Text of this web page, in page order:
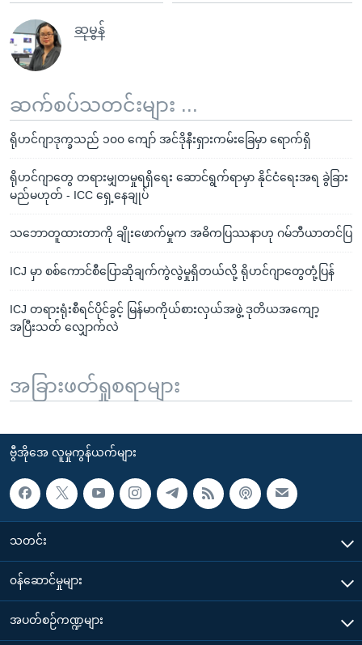
ဆုမွန်
ဆက်စပ်သတင်းများ ...
ရိုဟင်ဂျာဒုက္ခသည် ၁၀၀ ကျော် အင်ဒိုနီးရှားကမ်းခြေမှာ ရောက်ရှိ
ရိုဟင်ဂျာတွေ တရားမျှတမှုရရှိရေး ဆောင်ရွက်ရာမှာ နိုင်ငံရေးအရ ခွဲခြား
မည်မဟုတ် - ICC ရှေ့နေချုပ်
သဘောတူထားတာကို ချိုးဖောက်မှုက အဓိကပြဿနာဟု ဂမ်ဘီယာတင်ပြ
ICJ မှာ စစ်ကောင်စီပြောဆိုချက်ကွဲလွဲမှုရှိတယ်လို့ ရိုဟင်ဂျာတွေတုံ့ပြန်
ICJ တရားရုံးစီရင်ပိုင်ခွင့် မြန်မာကိုယ်စားလှယ်အဖွဲ့ ဒုတိယအကျော့
အပြီးသတ် လျှောက်လဲ
အခြားဖတ်ရှုစရာများ
ဗွီအိုအေ လူမှုကွန်ယက်များ
သတင်း
၀န်ဆောင်မှုများ
အပတ်စဉ်ကဏ္ဍများ